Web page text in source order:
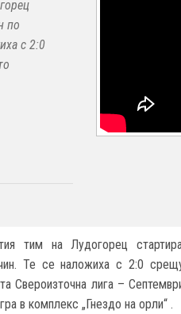
по
с 2:0
тим на Лудогорец
Те се наложиха с 2:0
Свероизточна лига –
в комплекс „Гнездо на орли“ .